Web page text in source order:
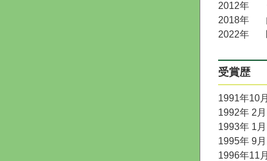
2012年
2018年
2022年
受賞歴
1991年10
1992年 2月
1993年 1月
1995年 9月
1996年11